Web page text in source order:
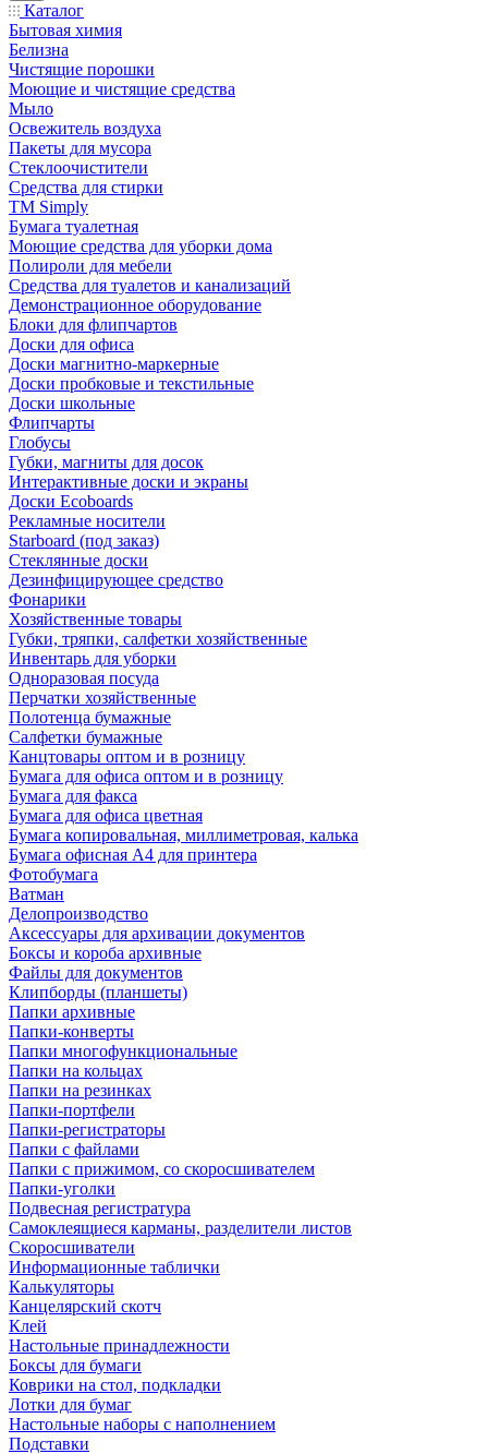
Каталог
Бытовая химия
Белизна
Чистящие порошки
Моющие и чистящие средства
Мыло
Освежитель воздуха
Пакеты для мусора
Стеклоочистители
Средства для стирки
TM Simply
Бумага туалетная
Моющие средства для уборки дома
Полироли для мебели
Средства для туалетов и канализаций
Демонстрационное оборудование
Блоки для флипчартов
Доски для офиса
Доски магнитно-маркерные
Доски пробковые и текстильные
Доски школьные
Флипчарты
Глобусы
Губки, магниты для досок
Интерактивные доски и экраны
Доски Ecoboards
Рекламные носители
Starboard (под заказ)
Стеклянные доски
Дезинфицирующее средство
Фонарики
Хозяйственные товары
Губки, тряпки, салфетки хозяйственные
Инвентарь для уборки
Одноразовая посуда
Перчатки хозяйственные
Полотенца бумажные
Салфетки бумажные
Канцтовары оптом и в розницу
Бумага для офиса оптом и в розницу
Бумага для факса
Бумага для офиса цветная
Бумага копировальная, миллиметровая, калька
Бумага офисная А4 для принтера
Фотобумага
Ватман
Делопроизводство
Аксессуары для архивации документов
Боксы и короба архивные
Файлы для документов
Клипборды (планшеты)
Папки архивные
Папки-конверты
Папки многофункциональные
Папки на кольцах
Папки на резинках
Папки-портфели
Папки-регистраторы
Папки с файлами
Папки с прижимом, со скоросшивателем
Папки-уголки
Подвесная регистратура
Самоклеящиеся карманы, разделители листов
Скоросшиватели
Информационные таблички
Калькуляторы
Канцелярский скотч
Клей
Настольные принадлежности
Боксы для бумаги
Коврики на стол, подкладки
Лотки для бумаг
Настольные наборы с наполнением
Подставки